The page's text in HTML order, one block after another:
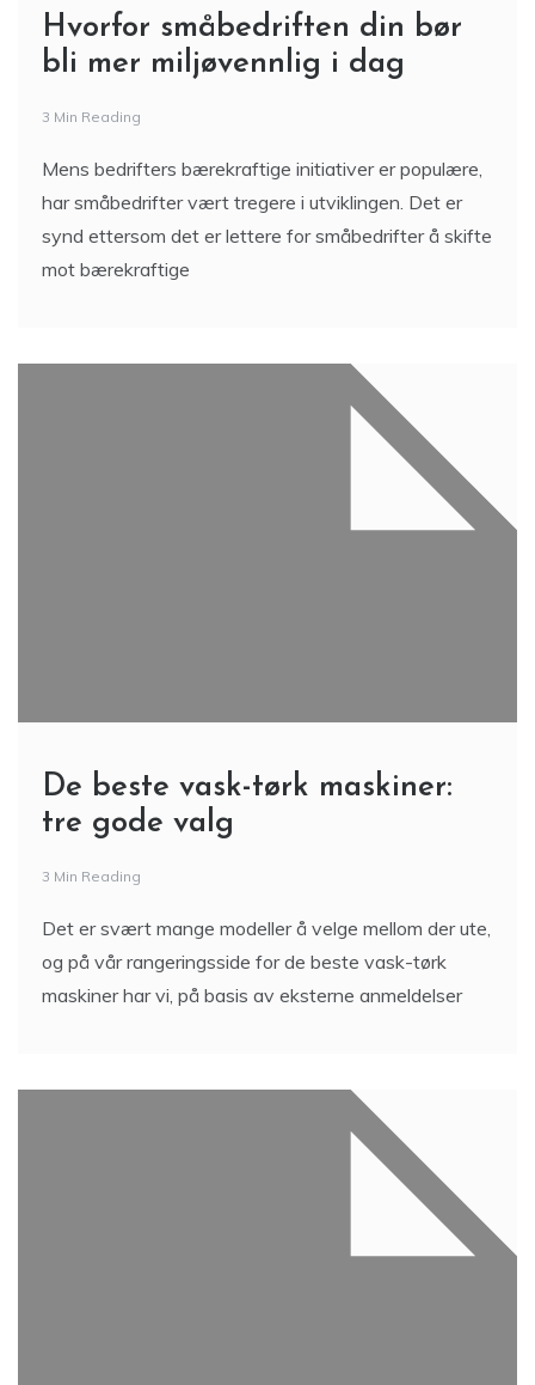
Hvorfor småbedriften din bør
bli mer miljøvennlig i dag
3 Min Reading
Mens bedrifters bærekraftige initiativer er populære,
har småbedrifter vært tregere i utviklingen. Det er
synd ettersom det er lettere for småbedrifter å skifte
mot bærekraftige
De beste vask-tørk maskiner:
tre gode valg
3 Min Reading
Det er svært mange modeller å velge mellom der ute,
og på vår rangeringsside for de beste vask-tørk
maskiner har vi, på basis av eksterne anmeldelser